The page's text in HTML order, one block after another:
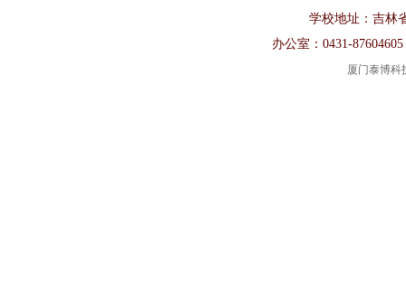
学校地址：吉林
办公室：0431-
厦门泰博科